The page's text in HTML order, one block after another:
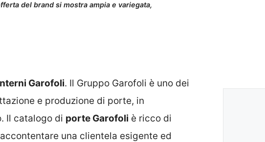
del brand si mostra ampia e variegata,
Garofoli. Il Gruppo Garofoli è uno dei
e produzione di porte, in
Il catalogo di porte Garofoli è ricco di
una clientela esigente ed